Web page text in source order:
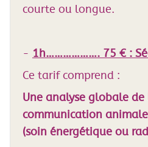
courte ou longue.
- 1h………………. 75 € :
Ce tarif comprend :
Une analyse globale
communication
(soin énergétique ou